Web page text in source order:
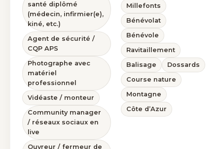
santé diplômé
(médecin, infirmier(e),
kiné, etc.)
Agent de sécurité /
CQP APS
Photographe avec
matériel
professionnel
Vidéaste / monteur
Community manager
/ réseaux sociaux en
live
Ouvreur / fermeur de
Millefonts
Bénévolat
Bénévole
Ravitaillement
Balisage
Dossards
Course nature
Montagne
Côte d’Azur